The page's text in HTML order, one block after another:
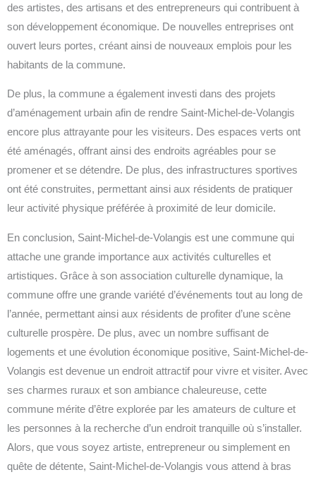
des artistes, des artisans et des entrepreneurs qui contribuent à
son développement économique. De nouvelles entreprises ont
ouvert leurs portes, créant ainsi de nouveaux emplois pour les
habitants de la commune.
De plus, la commune a également investi dans des projets
d’aménagement urbain afin de rendre Saint-Michel-de-Volangis
encore plus attrayante pour les visiteurs. Des espaces verts ont
été aménagés, offrant ainsi des endroits agréables pour se
promener et se détendre. De plus, des infrastructures sportives
ont été construites, permettant ainsi aux résidents de pratiquer
leur activité physique préférée à proximité de leur domicile.
En conclusion, Saint-Michel-de-Volangis est une commune qui
attache une grande importance aux activités culturelles et
artistiques. Grâce à son association culturelle dynamique, la
commune offre une grande variété d’événements tout au long de
l’année, permettant ainsi aux résidents de profiter d’une scène
culturelle prospère. De plus, avec un nombre suffisant de
logements et une évolution économique positive, Saint-Michel-de-
Volangis est devenue un endroit attractif pour vivre et visiter. Avec
ses charmes ruraux et son ambiance chaleureuse, cette
commune mérite d’être explorée par les amateurs de culture et
les personnes à la recherche d’un endroit tranquille où s’installer.
Alors, que vous soyez artiste, entrepreneur ou simplement en
quête de détente, Saint-Michel-de-Volangis vous attend à bras